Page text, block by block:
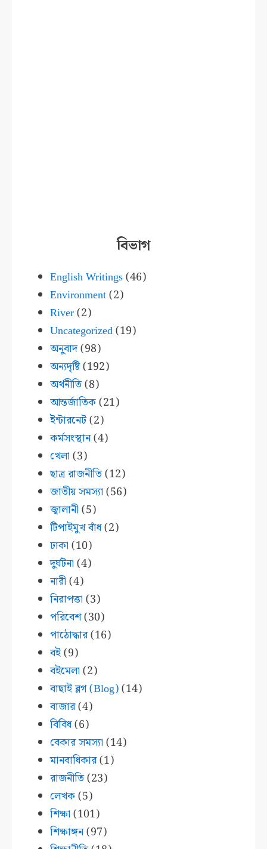
বিভাগ
English Writings(46)
Environment(2)
River(2)
Uncategorized(19)
অনুবাদ(98)
অন্যদৃষ্টি(192)
অর্থনীতি(8)
আন্তর্জাতিক(21)
ইন্টারনেট(2)
কর্মসংস্থান(4)
খেলা (3)
ছাত্র রাজনীতি(12)
জাতীয় সমস্যা (56)
জ্বালানী (5)
টিপাইমুখ বাঁধ(2)
ঢাকা (10)
দুর্ঘটনা (4)
নারী (4)
নিরাপত্তা (3)
পরিবেশ(30)
পাঠোদ্ধার(16)
বই(9)
বইমেলা (2)
বাছাই ব্লগ (Blog)(14)
বাজার(4)
বিবিধ(6)
বেকার সমস্যা (14)
মানবাধিকার(1)
রাজনীতি(23)
লেখক(5)
শিক্ষা (101)
শিক্ষাঙ্গন(97)